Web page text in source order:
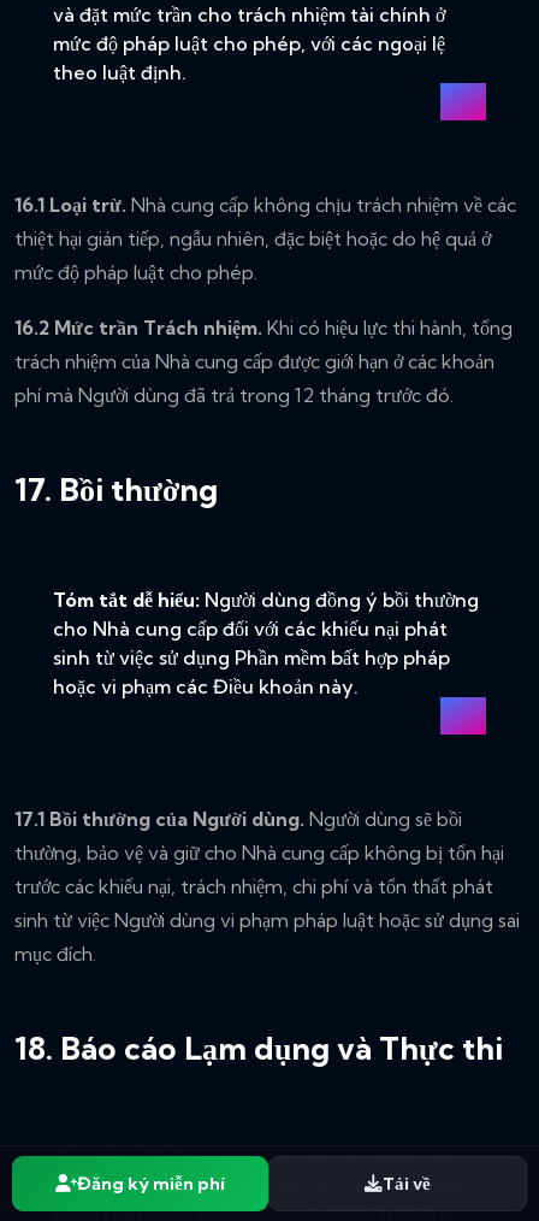
và đặt mức trần cho trách nhiệm tài chính ở
mức độ pháp luật cho phép, với các ngoại lệ
theo luật định.
16.1 Loại trừ. Nhà cung cấp không chịu trách nhiệm về các
thiệt hại gián tiếp, ngẫu nhiên, đặc biệt hoặc do hệ quả ở
mức độ pháp luật cho phép.
16.2 Mức trần Trách nhiệm. Khi có hiệu lực thi hành, tổng
trách nhiệm của Nhà cung cấp được giới hạn ở các khoản
phí mà Người dùng đã trả trong 12 tháng trước đó.
17. Bồi thường
Tóm tắt dễ hiểu: Người dùng đồng ý bồi thường
cho Nhà cung cấp đối với các khiếu nại phát
sinh từ việc sử dụng Phần mềm bất hợp pháp
hoặc vi phạm các Điều khoản này.
17.1 Bồi thường của Người dùng. Người dùng sẽ bồi
thường, bảo vệ và giữ cho Nhà cung cấp không bị tổn hại
trước các khiếu nại, trách nhiệm, chi phí và tổn thất phát
sinh từ việc Người dùng vi phạm pháp luật hoặc sử dụng sai
mục đích.
18. Báo cáo Lạm dụng và Thực thi
Tóm tắt dễ hiểu:Cách báo cáo lạm dụng, quy
trình điều tra của Nhà cung cấp, việc bảo toàn
bằng chứng, và hợp tác với cơ quan thực thi
Đăng ký miễn phí Tải về